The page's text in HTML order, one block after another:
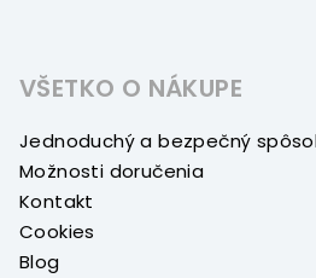
VŠETKO O NÁKUPE
Jednoduchý a bezpečný
Možnosti doručenia
Kontakt
Cookies
Blog